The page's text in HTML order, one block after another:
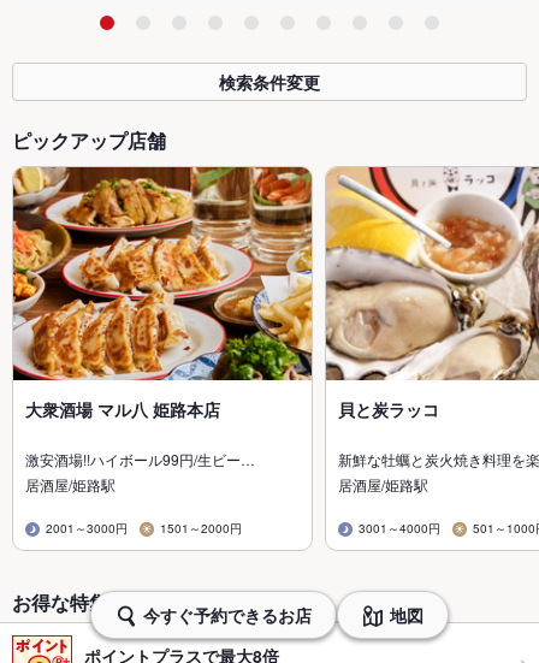
検索条件変更
ピックアップ店舗
大衆酒場 マル八 姫路本店
激安酒場!!ハイボール99円/生ビー…
居酒屋/姫路駅
2001～3000円 1501～2000円
貝と炭ラッコ
新鮮な牡蠣と炭火焼き料理を
居酒屋/姫路駅
3001～4000円 501～1000
お得な特集から探す・予約する
ポイントプラスで最大8倍
今すぐ予約できるお店 地図